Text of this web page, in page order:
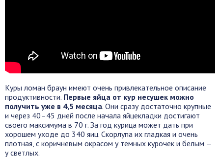
Куры ломан браун имеют очень привлекательное описание
продуктивности. Первые яйца от кур несушек можно
получить уже в 4,5 месяца. Они сразу достаточно крупные
и через 40–45 дней после начала яйцекладки достигают
своего максимума в 70 г. За год курица может дать при
хорошем уходе до 340 яиц. Скорлупа их гладкая и очень
плотная, с коричневым окрасом у темных курочек и белым —
у светлых.